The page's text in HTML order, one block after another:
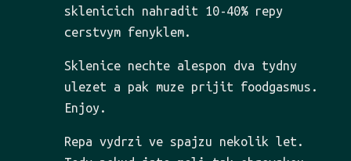
sklenicich nahradit 10-40% repy
cerstvym fenyklem.
Sklenice nechte alespon dva tydny
ulezet a pak muze prijit foodgasmus.
Enjoy.
Repa vydrzi ve spajzu nekolik let.